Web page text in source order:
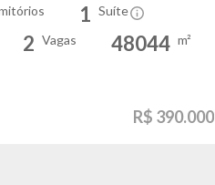
1 Suíte
2 Vagas 48044 m²
R$ 390.000